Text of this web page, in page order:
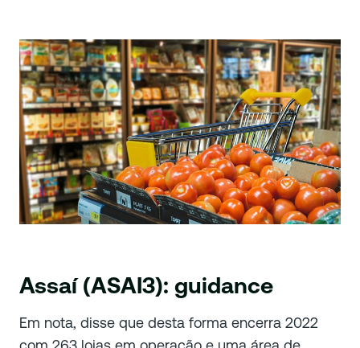
Assaí (ASAI3): guidance
Em nota, disse que desta forma encerra 2022